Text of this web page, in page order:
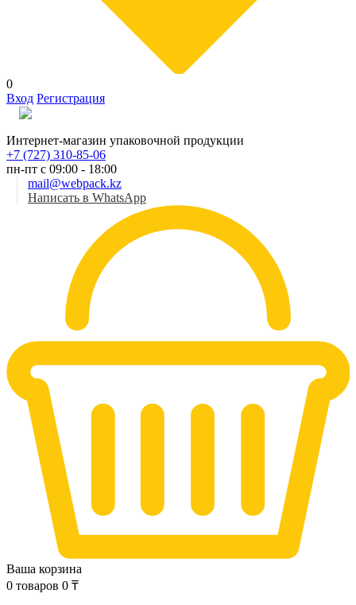
0
Вход Регистрация
Интернет-магазин упаковочной продукции
+7 (727) 310-85-06
пн-пт с 09:00 - 18:00
mail@webpack.kz
Написать в WhatsApp
Ваша корзина
0 товаров 0 ₸